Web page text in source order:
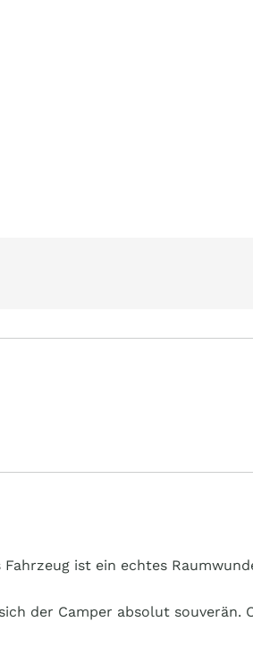
ist ein echtes
der Camper absolut souverän.